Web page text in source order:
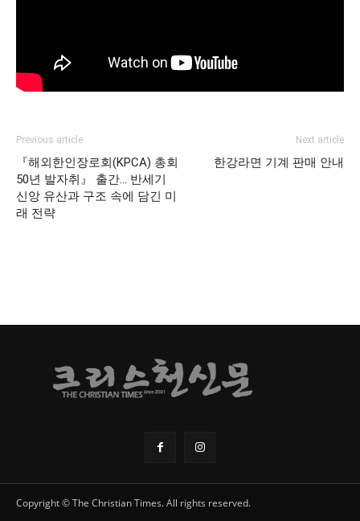
Previous article
『해외한인장로회(KPCA) 총회
50년 발자취』 출간… 반세기
신앙 유산과 구조 속에 담긴 미
래 전략
Next article
한강라면 기계 판매 안내
Copyright © The Christian Times. All rights reserved.